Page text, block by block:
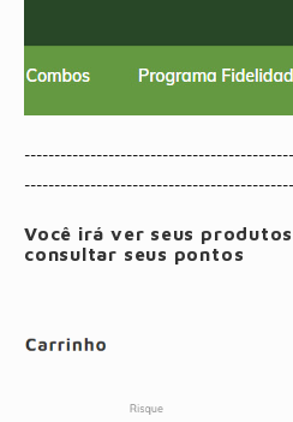
Você irá ver seus
consultar seus pontos